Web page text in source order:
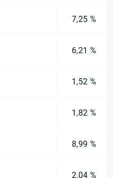
7,25 %
6,21 %
1,52 %
1,82 %
8,99 %
2,04 %